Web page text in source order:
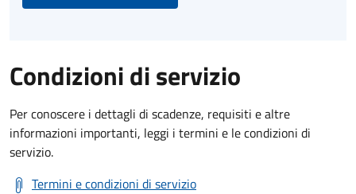
Condizioni di servizio
Per conoscere i dettagli di scadenze, requisiti e altre
informazioni importanti, leggi i termini e le condizioni di
servizio.
Termini e condizioni di servizio